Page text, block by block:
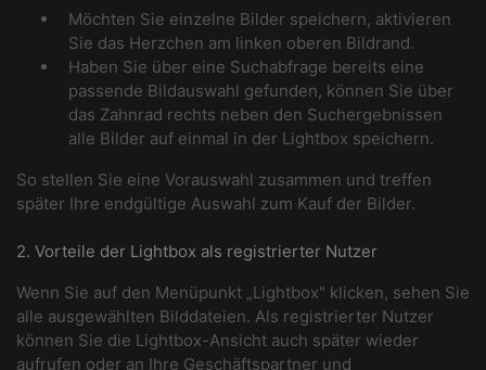
Möchten Sie einzelne Bilder speichern, aktivieren
Sie das Herzchen am linken oberen Bildrand.
Haben Sie über eine Suchabfrage bereits eine
passende Bildauswahl gefunden, können Sie über
das Zahnrad rechts neben den Suchergebnissen
alle Bilder auf einmal in der Lightbox speichern.
So stellen Sie eine Vorauswahl zusammen und treffen
später Ihre endgültige Auswahl zum Kauf der Bilder.
2. Vorteile der Lightbox als registrierter Nutzer
Wenn Sie auf den Menüpunkt „Lightbox" klicken, sehen Sie
alle ausgewählten Bilddateien. Als registrierter Nutzer
können Sie die Lightbox-Ansicht auch später wieder
aufrufen oder an Ihre Geschäftspartner und